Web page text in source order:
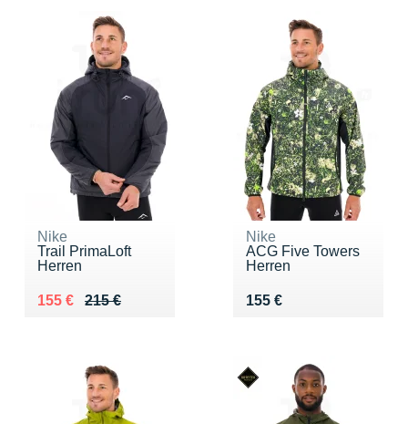
Nike
Trail PrimaLoft
Herren
215 €
Au lieu de 215 €
155 €
Vendu 155 €
Nike
ACG Five Towers
Herren
155 €
Vendu 155 €